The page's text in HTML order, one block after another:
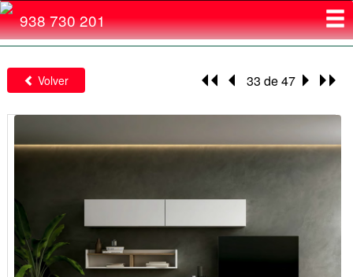
938 730 201
33 de 47
Volver